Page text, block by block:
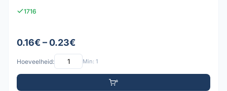
1716
0.16€ – 0.23€
Hoeveelheid: Min: 1